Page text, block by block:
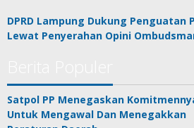
DPRD Lampung Dukung Penguatan
Lewat Penyerahan Opini
Satpol PP Menegaskan
Untuk Mengawal Dan Menegakkan